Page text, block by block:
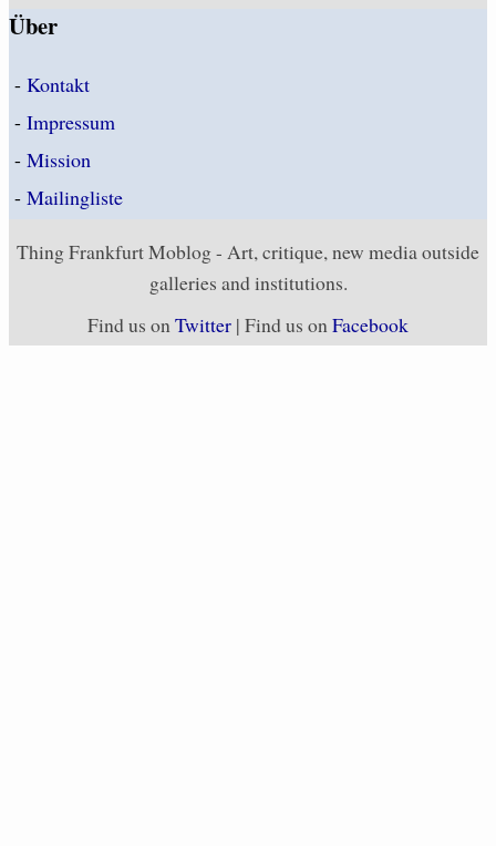
Über
- Kontakt
- Impressum
- Mission
- Mailingliste
Thing Frankfurt Moblog - Art, critique, new media outside
galleries and institutions.
Find us onTwitter | Find us onFacebook